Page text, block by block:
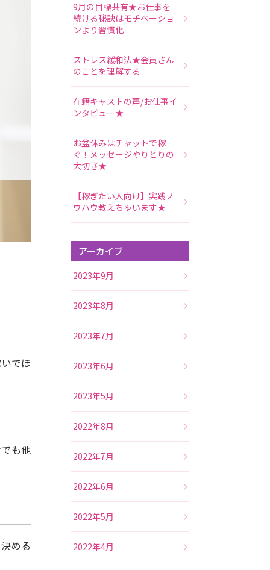
でほ
も他
める
9月の目標共有★お仕事を
続ける秘訣はモチベーショ
ンより習慣化
ストレス緩和法★会員さん
のことを理解する
在籍キャストの声/お仕事イ
ンタビュー★
お盆休みはチャットで稼
ぐ！メッセージやりとりの
大切さ★
【稼ぎたい人向け】実践ノ
ウハウ教えちゃいます★
アーカイブ
2023年9月
2023年8月
2023年7月
2023年6月
2023年5月
2022年8月
2022年7月
2022年6月
2022年5月
2022年4月